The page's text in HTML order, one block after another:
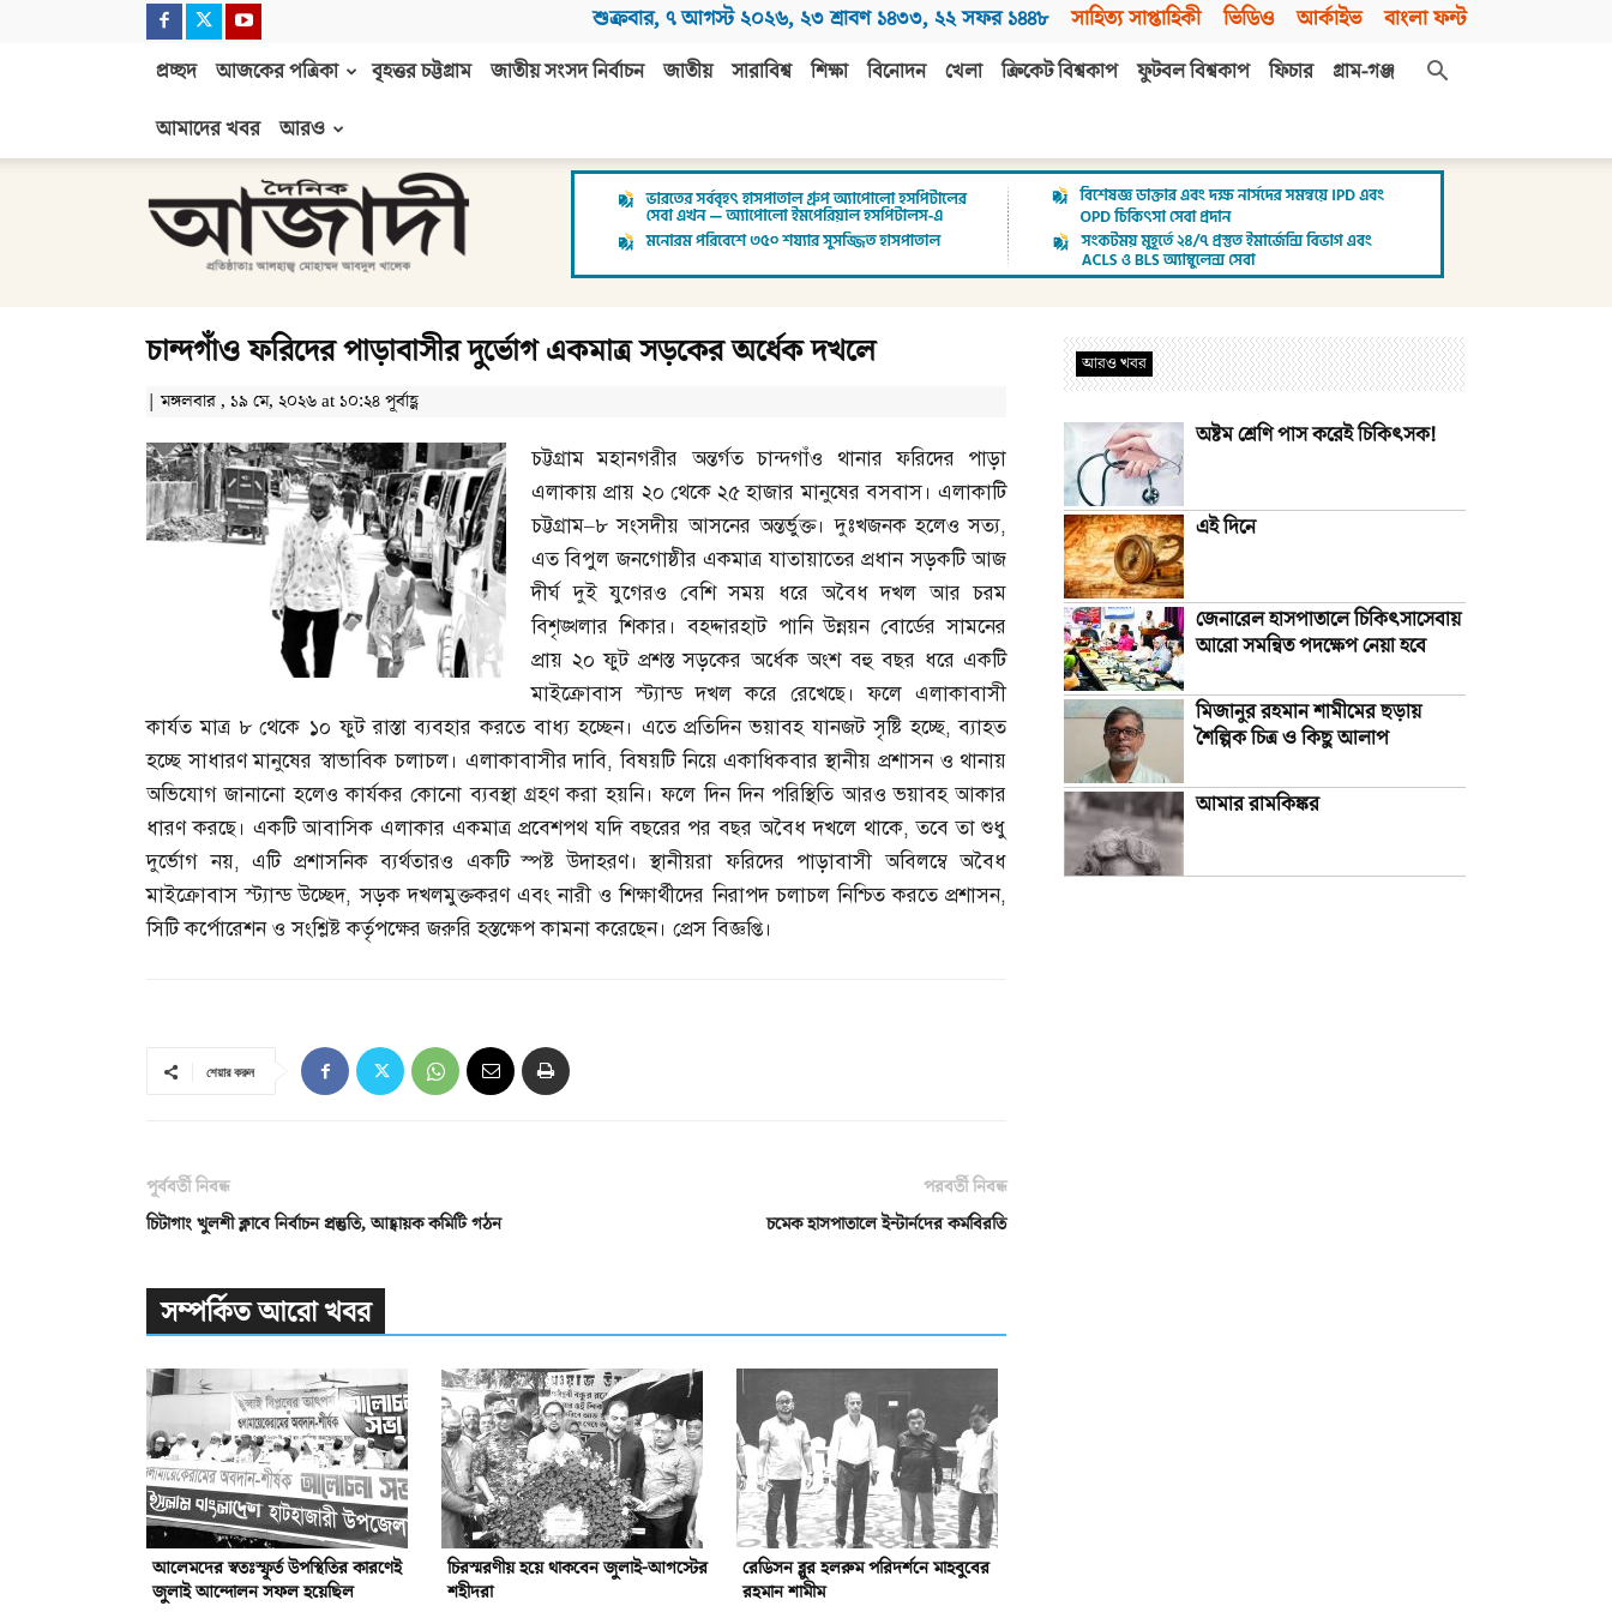
শুক্রবার, ৭ আগস্ট ২০২৬, ২৩ শ্রাবণ ১৪৩৩, ২২ সফর ১৪৪৮ সাহিত্য সাপ্তাহিকী ভিডিও আর্কাইভ বাংলা ফন্ট
প্রচ্ছদ আজকের পত্রিকা বৃহত্তর চট্টগ্রাম জাতীয় সংসদ নির্বাচন জাতীয় সারাবিশ্ব শিক্ষা বিনোদন খেলা ক্রিকেট বিশ্বকাপ ফুটবল বিশ্বকাপ ফিচার
গ্রাম-গঞ্জ
আমাদের খবর
আরও
আজাদী
চান্দগাঁও ফরিদের পাড়াবাসীর দুর্ভোগ একমাত্র সড়কের অর্ধেক দখলে
| মঙ্গলবার , ১৯ মে, ২০২৬ at ১০:২৪ পূর্বাহ্ণ
চট্টগ্রাম মহানগরীর অন্তর্গত চান্দগাঁও থানার ফরিদের পাড়া
এলাকায় প্রায় ২০ থেকে ২৫ হাজার মানুষের বসবাস। এলাকাটি
চট্টগ্রাম–৮ সংসদীয় আসনের অন্তর্ভুক্ত। দুঃখজনক হলেও সত্য,
এত বিপুল জনগোষ্ঠীর একমাত্র যাতায়াতের প্রধান সড়কটি আজ
দীর্ঘ দুই যুগেরও বেশি সময় ধরে অবৈধ দখল আর চরম
বিশৃঙ্খলার শিকার। বহদ্দারহাট পানি উন্নয়ন বোর্ডের সামনের
প্রায় ২০ ফুট প্রশস্ত সড়কের অর্ধেক অংশ বহু বছর ধরে একটি
মাইক্রোবাস স্ট্যান্ড দখল করে রেখেছে। ফলে এলাকাবাসী
কার্যত মাত্র ৮ থেকে ১০ ফুট রাস্তা ব্যবহার করতে বাধ্য হচ্ছেন। এতে প্রতিদিন ভয়াবহ যানজট সৃষ্টি হচ্ছে,ব্যাহত
হচ্ছে সাধারণ মানুষের স্বাভাবিক চলাচল। এলাকাবাসীর দাবি,বিষয়টি নিয়ে একাধিকবার স্থানীয় প্রশাসন ও থানায়
অভিযোগ জানানো হলেও কার্যকর কোনো ব্যবস্থা গ্রহণ করা হয়নি। ফলে দিন দিন পরিস্থিতি আরও ভয়াবহ আকার
ধারণ করছে। একটি আবাসিক এলাকার একমাত্র প্রবেশপথ যদি বছরের পর বছর অবৈধ দখলে থাকে,তবে তা শুধু
দুর্ভোগ নয়,এটি প্রশাসনিক ব্যর্থতারও একটি স্পষ্ট উদাহরণ। স্থানীয়রা ফরিদের পাড়াবাসী অবিলম্বে অবৈধ
মাইক্রোবাস স্ট্যান্ড উচ্ছেদ,সড়ক দখলমুক্তকরণ এবং নারী ও শিক্ষার্থীদের নিরাপদ চলাচল নিশ্চিত করতে প্রশাসন,
সিটি কর্পোরেশন ও সংশ্লিষ্ট কর্তৃপক্ষের জরুরি হস্তক্ষেপ কামনা করেছেন। প্রেস বিজ্ঞপ্তি।
শেয়ার করুন
পূর্ববর্তী নিবন্ধ
চিটাগাং খুলশী ক্লাবে নির্বাচন প্রস্তুতি, আহ্বায়ক কমিটি গঠন
পরবর্তী নিবন্ধ
চমেক হাসপাতালে ইন্টার্নদের কর্মবিরতি
সম্পর্কিত আরো খবর
আলেমদের স্বতঃস্ফূর্ত উপস্থিতির কারণেই
জুলাই আন্দোলন সফল হয়েছিল
চিরস্মরণীয় হয়ে থাকবেন জুলাই-আগস্টের
শহীদরা
রেডিসন ব্লুর হলরুম পরিদর্শনে মাহবুবের
রহমান শামীম
আরও খবর
অষ্টম শ্রেণি পাস করেই চিকিৎসক!
এই দিনে
জেনারেল হাসপাতালে চিকিৎসাসেবায়
আরো সমন্বিত পদক্ষেপ নেয়া হবে
মিজানুর রহমান শামীমের ছড়ায়
শৈল্পিক চিত্র ও কিছু আলাপ
আমার রামকিঙ্কর